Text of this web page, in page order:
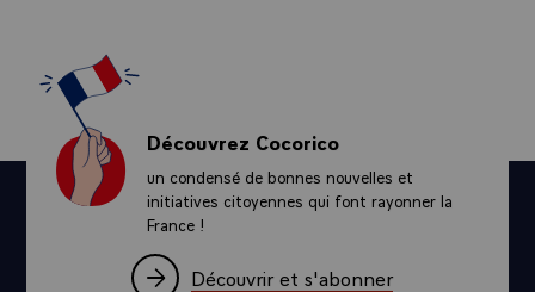
Découvrez Cocorico
un condensé de bonnes nouvelles et
initiatives citoyennes qui font rayonner la
France !
Découvrir et s'abonner